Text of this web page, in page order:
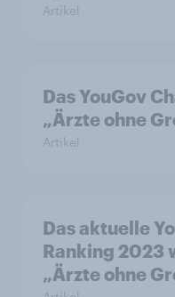
Artikel
Das YouGov
„Ärzte ohne
Artikel
Das aktuelle
Ranking 2023
„Ärzte ohne